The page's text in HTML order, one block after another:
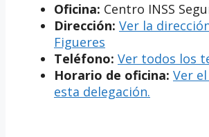
Oficina: Centro INSS
Dirección: Ver la
Figueres
Teléfono: Ver todos los
Horario de oficina: Ver
esta delegación.